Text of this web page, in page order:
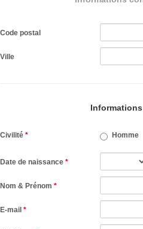
Code postal
Ville
Civilité* Homme
Date de naissance*
Nom & Prénom*
E-mail*